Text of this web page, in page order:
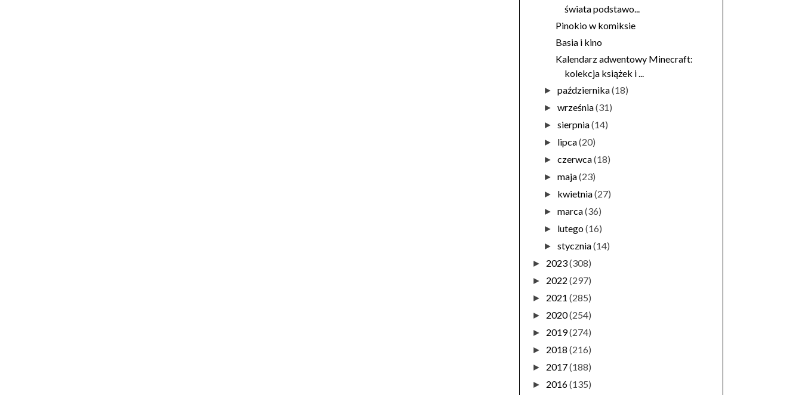
świata podstawo...
Pinokio w komiksie
Basia i kino
Kalendarz adwentowy Minecraft:
kolekcja książek i ...
►października(18)
►września(31)
►sierpnia(14)
► lipca(20)
►czerwca(18)
►maja(23)
► kwietnia(27)
►marca(36)
► lutego(16)
►stycznia(14)
► 2023(308)
► 2022 (297)
► 2021 (285)
► 2020(254)
► 2019(274)
► 2018 (216)
► 2017(188)
► 2016(135)